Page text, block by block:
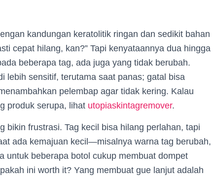
kandungan keratolitik ringan dan sedikit bahan
cepat hilang, kan?” Tapi kenyataannya dua hingga
beberapa tag, ada juga yang tidak berubah.
lebih sensitif, terutama saat panas; gatal bisa
pelembap agar tidak kering. Kalau
produk serupa, lihat utopiaskintagremover.
bikin frustrasi. Tag kecil bisa hilang perlahan, tapi
ada kemajuan kecil—misalnya warna tag berubah,
untuk beberapa botol cukup membuat dompet
ini worth it? Yang membuat gue lanjut adalah